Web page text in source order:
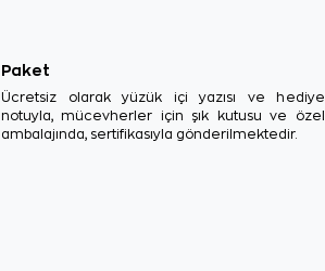
Paket
Ücretsiz olarak yüzük içi yazısı ve hediye
notuyla, mücevherler için şık kutusu ve özel
ambalajında, sertifikasıyla gönderilmektedir.